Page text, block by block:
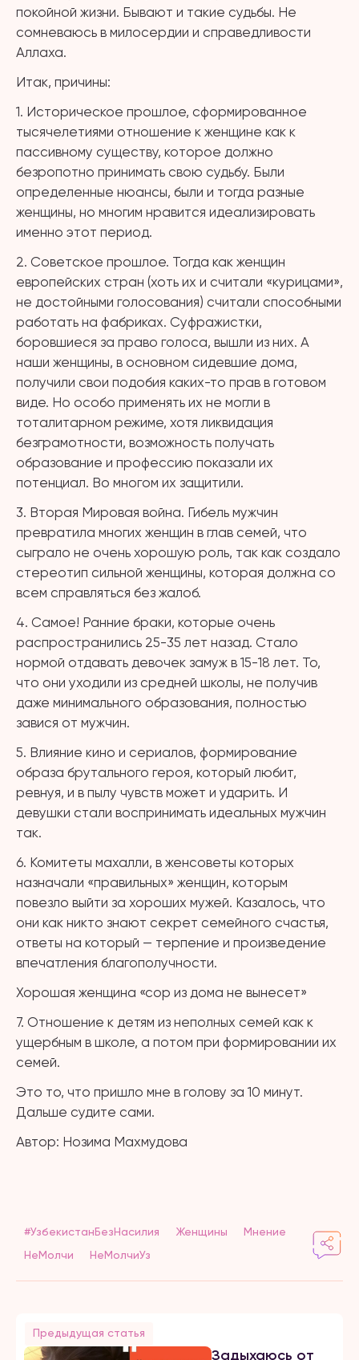
покойной жизни. Бывают и такие судьбы. Не
сомневаюсь в милосердии и справедливости
Аллаха.
Итак, причины:
1. Историческое прошлое, сформированное
тысячелетиями отношение к женщине как к
пассивному существу, которое должно
безропотно принимать свою судьбу. Были
определенные нюансы, были и тогда разные
женщины, но многим нравится идеализировать
именно этот период.
2. Советское прошлое. Тогда как женщин
европейских стран (хоть их и считали «курицами»,
не достойными голосования) считали способными
работать на фабриках. Суфражистки,
боровшиеся за право голоса, вышли из них. А
наши женщины, в основном сидевшие дома,
получили свои подобия каких-то прав в готовом
виде. Но особо применять их не могли в
тоталитарном режиме, хотя ликвидация
безграмотности, возможность получать
образование и профессию показали их
потенциал. Во многом их защитили.
3. Вторая Мировая война. Гибель мужчин
превратила многих женщин в глав семей, что
сыграло не очень хорошую роль, так как создало
стереотип сильной женщины, которая должна со
всем справляться без жалоб.
4. Самое! Ранние браки, которые очень
распространились 25-35 лет назад. Стало
нормой отдавать девочек замуж в 15-18 лет. То,
что они уходили из средней школы, не получив
даже минимального образования, полностью
завися от мужчин.
5. Влияние кино и сериалов, формирование
образа брутального героя, который любит,
ревнуя, и в пылу чувств может и ударить. И
девушки стали воспринимать идеальных мужчин
так.
6. Комитеты махалли, в женсоветы которых
назначали «правильных» женщин, которым
повезло выйти за хороших мужей. Казалось, что
они как никто знают секрет семейного счастья,
ответы на который — терпение и произведение
впечатления благополучности.
Хорошая женщина «сор из дома не вынесет»
7. Отношение к детям из неполных семей как к
ущербным в школе, а потом при формировании их
семей.
Это то, что пришло мне в голову за 10 минут.
Дальше судите сами.
Автор: Нозима Махмудова
#УзбекистанБезНасилия Женщины
Мнение
НеМолчи
НеМолчиУз
Предыдущая статья
Задыхаюсь от